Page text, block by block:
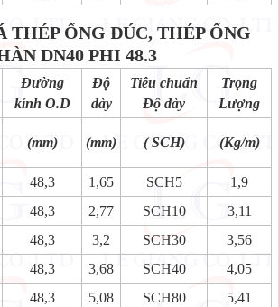
THÉP ỐNG ĐÚC, THÉP ỐNG
DN40 PHI 48.3
Đường
kính O.D
Độ
dày
Tiêu chuẩn
Độ dày
Trọng
Lượng
(mm) (mm) ( SCH) (Kg/m)
48,3 1,65 SCH5
1,9
48,3 2,77 SCH10
3,11
48,3 3,2 SCH30
3,56
48,3 3,68 SCH40
4,05
48,3 5,08 SCH80
5,41